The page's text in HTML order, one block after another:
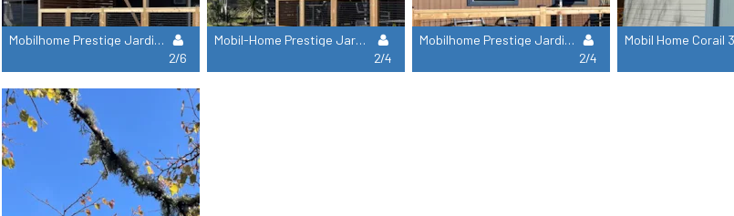
Mobilhome Prestige Jardin 3 Habitaciones - 32M² Nuevo 2025
2/6
Mobil-Home Prestige Jardin 2 Habitaciones - 30M² Nuevo 2025
2/4
Mobilhome Prestige Jardin 2 Habitaciones - 25M² Nuevo 2025
2/4